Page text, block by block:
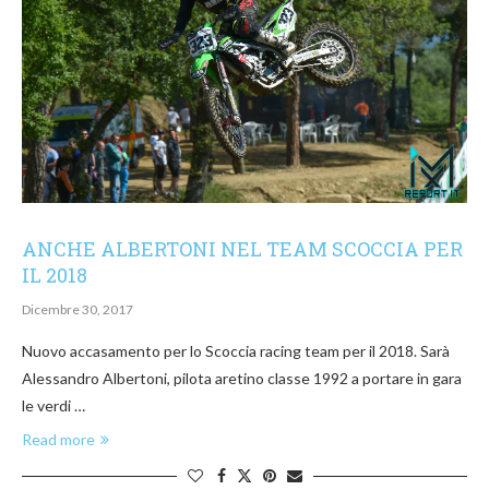
ANCHE ALBERTONI NEL TEAM SCOCCIA PER
IL 2018
Dicembre 30, 2017
Nuovo accasamento per lo Scoccia racing team per il 2018. Sarà
Alessandro Albertoni, pilota aretino classe 1992 a portare in gara
le verdi …
Read more